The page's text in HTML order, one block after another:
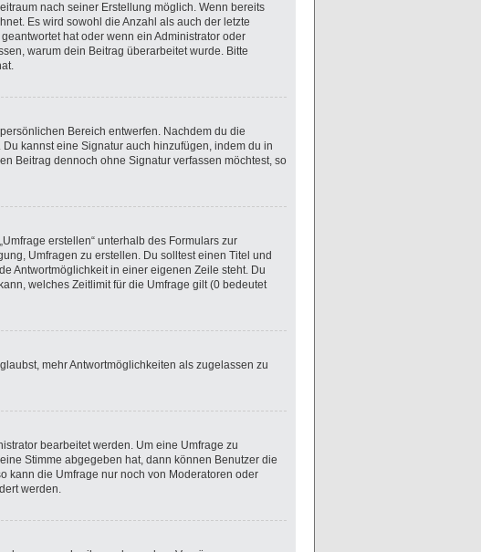
nach seiner Erstellung möglich. Wenn bereits
Es wird sowohl die Anzahl als auch der letzte
hat oder wenn ein Administrator oder
warum dein Beitrag überarbeitet wurde. Bitte
Bereich entwerfen. Nachdem du die
kannst eine Signatur auch hinzufügen, indem du in
Beitrag dennoch ohne Signatur verfassen möchtest, so
erstellen“ unterhalb des Formulars zur
Umfragen zu erstellen. Du solltest einen Titel und
Antwortmöglichkeit in einer eigenen Zeile steht. Du
welches Zeitlimit für die Umfrage gilt (0 bedeutet
mehr Antwortmöglichkeiten als zugelassen zu
bearbeitet werden. Um eine Umfrage zu
Stimme abgegeben hat, dann können Benutzer die
kann die Umfrage nur noch von Moderatoren oder
werden.